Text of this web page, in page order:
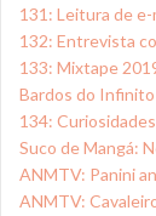
131: Leitura de
132: Entrevista
133: Mixtape
Bardos do
134:
Suco de Mangá:
ANMTV: Panini
ANMTV: